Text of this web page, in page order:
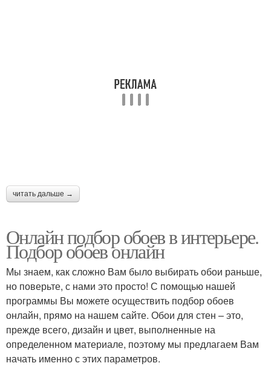
читать дальше →
Онлайн подбор обоев в интерьере.
Подбор обоев онлайн
Мы знаем, как сложно Вам было выбирать обои раньше,
но поверьте, с нами это просто! С помощью нашей
программы Вы можете осуществить подбор обоев
онлайн, прямо на нашем сайте. Обои для стен – это,
прежде всего, дизайн и цвет, выполненные на
определенном материале, поэтому мы предлагаем Вам
начать именно с этих параметров.